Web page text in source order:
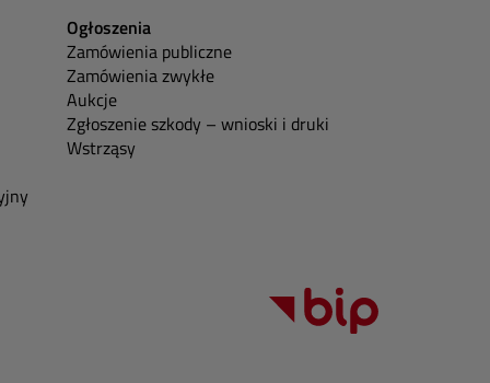
Ogłoszenia
Zamówienia publiczne
Zamówienia zwykłe
Aukcje
Zgłoszenie szkody – wnioski i druki
Wstrząsy